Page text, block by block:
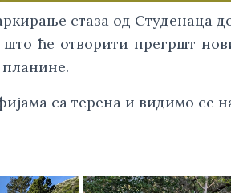
стаза од Студенаца
што ће отворити прегршт
планине.
са терена и видимо се